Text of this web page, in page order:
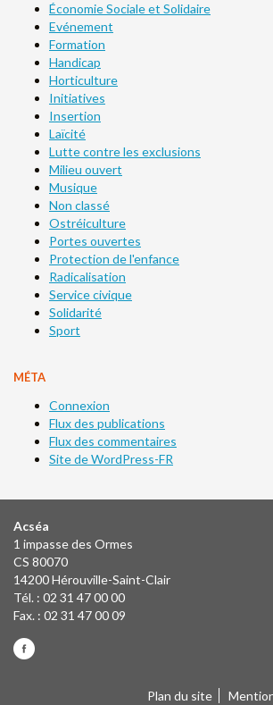
Économie Sociale et Solidaire
Evénement
Formation
Handicap
Horticulture
Initiatives
Insertion
Laïcité
Lutte contre les exclusions
Milieu ouvert
Musique
Non classé
Ostréiculture
Portes ouvertes
Protection de l'enfance
Radicalisation
Service civique
Solidarité
Sport
MÉTA
Connexion
Flux des publications
Flux des commentaires
Site de WordPress-FR
Acséa
1 impasse des Ormes
CS 80070
14200 Hérouville-Saint-Clair
Tél. : 02 31 47 00 00
Fax. : 02 31 47 00 09
Plan du site